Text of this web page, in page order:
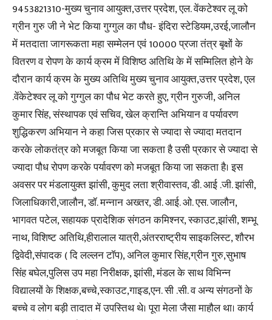
9453821310-मुख्य चुनाव आयुक्त,उत्तर प्रदेश, एल. वेंकटेश्वर लू को
ग्रीन गुरु जी ने भेट किया गुग्गुल का पौध- इंदिरा स्टेडियम,उरई,जालौन
में मतदाता जागरूकता महा सम्मेलन एवं 10000 प्रजा तंत्र बृक्षों के
वितरण व रोपण के कार्य क्रम में विशिष्ठ अतिथि के में सम्मिलित होने के
दौरान कार्य क्रम के मुख्य अतिथि मुख्य चुनाव आयुक्त,उत्तर प्रदेश, एल
.वेंकेटेश्वर लू को गुग्गुल का पौध भेट करते हुए, ग्रीन गुरुजी, अनिल
कुमार सिंह, संस्थापक एवं सचिव, खेल क्रान्ति अभियान व पर्यावरण
शुद्धिकरण अभियान ने कहा जिस प्रकार से ज्यादा से ज्यादा मतदान
करके लोकतंत्र को मजबूत किया जा सकता है उसी प्रकार से ज्यादा से
ज्यादा पौध रोपण करके पर्यावरण को मजबूत किया जा सकता है। इस
अवसर पर मंडलायुक्त झांसी, कुमुद लता श्रीवास्तव, डी. आई .जी. झांसी,
जिलाधिकारी,जालौन, डॉ. मन्नान अख्तर, डी. आई. ओ. एस. जालौन,
भागवत पटेल, सहायक प्रादेशिक संगठन कमिश्नर, स्काउट,झांसी, शम्भू
नाथ, विशिष्ट अतिथि,हीरालाल यात्री,अंतरराष्ट्रीय साइकलिस्ट, शौरभ
द्विवेदी,संपादक ( दि लल्लन टॉप), अनिल कुमार सिंह,ग्रीन गुरु,सुभाष
सिंह बघेल,पुलिस उप महा निरीक्षक, झांसी, मंडल के साथ विभिन्न
विद्यालयों के शिक्षक,बच्चे,स्काउट,गाइड,एन. सी .सी. व अन्य संगठनों के
बच्चे व लोग बड़ी तादात में उपस्तिथ थे। पूरा मेला जैसा माहौल था। कार्य